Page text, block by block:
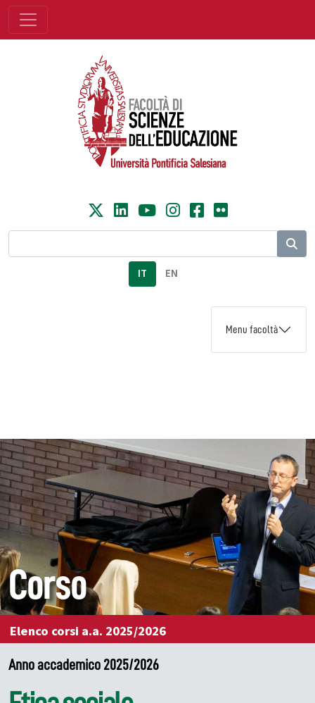
IT EN
Menu facoltà
Corso
Elenco corsi a.a. 2025/2026
Anno accademico 2025/2026